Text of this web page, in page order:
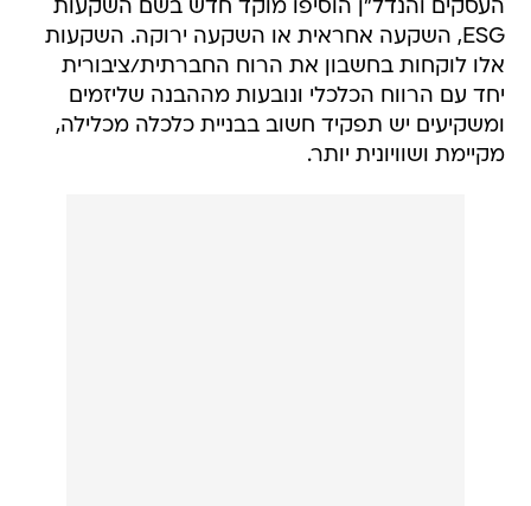
העסקים והנדל"ן הוסיפו מוקד חדש בשם השקעות
ESG, השקעה אחראית או השקעה ירוקה. השקעות
אלו לוקחות בחשבון את הרוח החברתית/ציבורית
יחד עם הרווח הכלכלי ונובעות מההבנה שליזמים
ומשקיעים יש תפקיד חשוב בבניית כלכלה מכלילה,
מקיימת ושוויונית יותר.